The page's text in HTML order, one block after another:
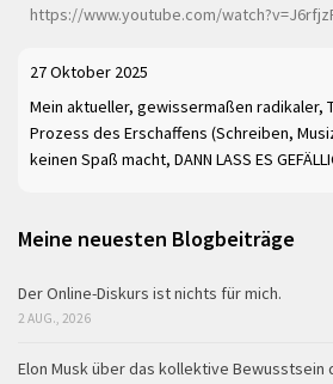
https://www.youtube.com/
27 Oktober 2025
Mein aktueller, gewissermaßen radikaler,
Prozess des Erschaffens (Schreiben,
keinen Spaß macht, DANN LASS ES
Meine neuesten Blogbeiträge
Der Online-Diskurs ist nichts für mich.
2 AUG., 2026
Elon Musk über das kollektive Bewusstsein